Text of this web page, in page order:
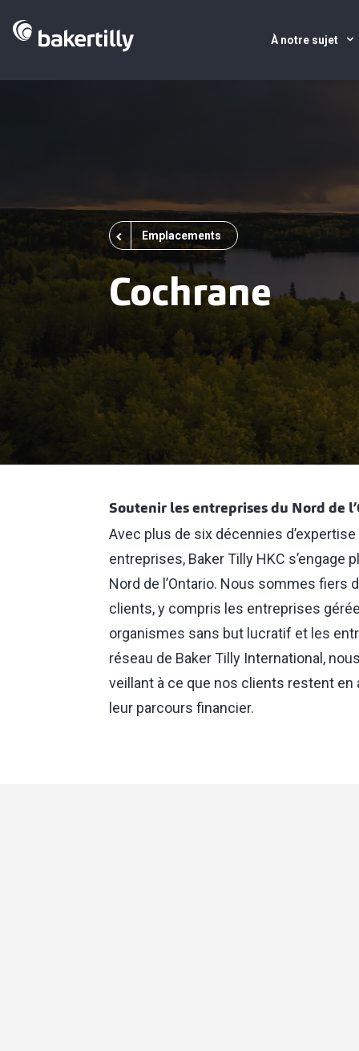
À notre sujet
Emplacements
Cochrane
Soutenir les entreprises du Nord de
Avec plus de six décennies
entreprises, Baker Tilly HKC
Nord de l’Ontario. Nous sommes fiers
clients, y compris les entreprises
organismes sans but lucratif et les
réseau de Baker Tilly International,
veillant à ce que nos clients restent
leur parcours financier.